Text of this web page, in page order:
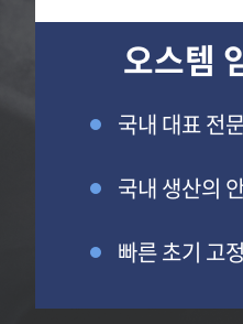
오스템
국내 대표 전
국내 생산의
빠른 초기 고